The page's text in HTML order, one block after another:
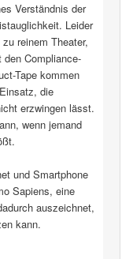
Verständnis der
Leider
reinem Theater,
Compliance-
Tape kommen
die
erzwingen lässt.
wenn jemand
und Smartphone
Sapiens, eine
auszeichnet,
kann.